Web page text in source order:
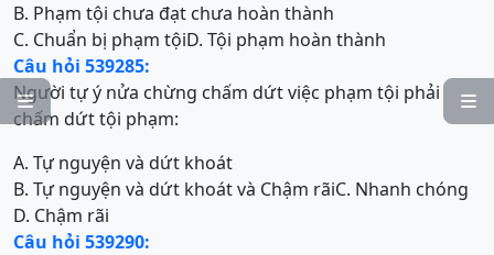


B. Phạm tội chưa đạt chưa hoàn thành
C. Chuẩn bị phạm tộiD. Tội phạm hoàn thành
Câu hỏi 539285:
Người tự ý nửa chừng chấm dứt việc phạm tội phải
chấm dứt tội phạm:
A. Tự nguyện và dứt khoát
B. Tự nguyện và dứt khoát và Chậm rãiC. Nhanh chóng
D. Chậm rãi
Câu hỏi 539290: